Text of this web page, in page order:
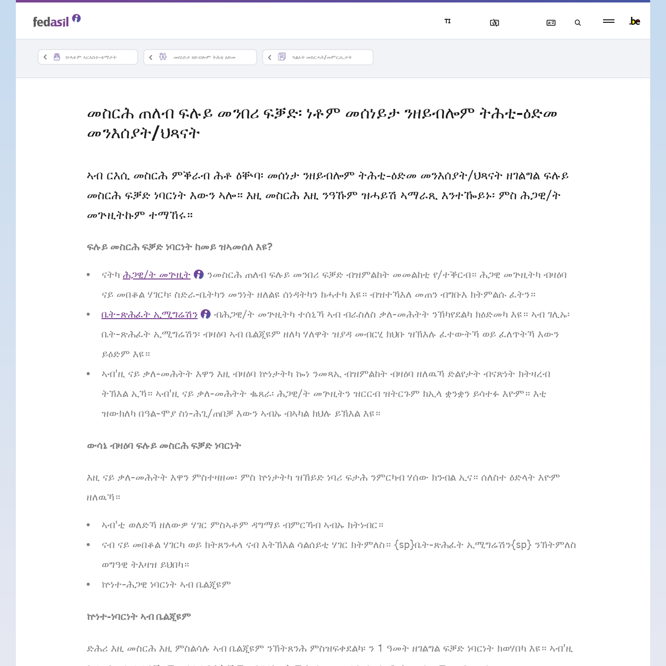
ኵላቶም ኣርእስተ-ቴማታት መሰነይታ ዘይብሎም ትሕቲ ዕድመ ካልኦት መስርሓት/መምርሒታት
መስርሕ ጠለብ ፍሉይ መንበሪ ፍቓድ፡ ነቶም መሰነይታ ንዘይብሎም ትሕቲ-ዕድመ
መንእሰያት/ህጻናት
ኣብ ርእሲ መስርሕ ምቕራብ ሕቶ ዕቝባ፡ መሰነታ ንዘይብሎም ትሕቲ-ዕድመ መንእሰያት/ህጻናት ዘገልግል ፍሉይ
መስርሕ ፍቓድ ነባርነት እውን ኣሎ። እዚ መስርሕ እዚ ንዓኹም ዝሓይሽ ኣማራጺ እንተዀይኑ፡ ምስ ሕጋዊ/ት
መጕዚትኩም ተማኸሩ።
ፍሉይ መስርሕ ፍቓድ ነባርነት ከመይ ዝኣመሰለ እዩ?
ናትካ ሕጋዊ/ት መጕዚት
ንመስርሕ ጠለብ ፍሉይ መንበሪ ፍቓድ ብዝምልከት መመልከቲ የ/ተቕርብ። ሕጋዊ መጕዚትካ ብዛዕባ
ናይ መበቆል ሃገርካ፡ ስድራ-ቤትካን መንነት ዘለልዩ ሰነዳትካን ክሓተካ እዩ። ብዝተኻእለ መጠን ብግቡእ ክትምልሱ ፈትን።
ቤት-ጽሕፈት ኢሚግሬሽን
ብሕጋዊ/ት መጕዚትካ ተሰኒኻ ኣብ ብራስለስ ቃለ-መሕትት ንኽካየደልካ ክዕድመካ እዩ። ኣብ ገሊኡ፡
ቤት-ጽሕፈት ኢሚግሬሽን፡ ብዛዕባ ኣብ ቤልጂዩም ዘለካ ሃለዋት ዝያዳ መብርሂ ክህቡ ዝኽእሉ ፈተውትኻ ወይ ፈለጥትኻ እውን
ይዕድም እዩ።
ኣብ'ዚ ናይ ቃለ-መሕትት እዋን እዚ ብዛዕባ ኵነታትካ ኰነ ንመጻኢ ብዝምልከት ብዛዕባ ዘለዉኻ ድልየታት ብናጽነት ክትዛረብ
ትኽእል ኢኻ። ኣብ'ዚ ናይ ቃለ-መሕትት ቈጸራ፡ ሕጋዊ/ት መጕዚትን ዝርርብ ዝትርጉም ክኢላ ቋንቋን ይሳተፉ እዮም። እቲ
ዝውክለካ በዓል-ሞያ ስነ-ሕጊ/ጠበቓ እውን ኣብኡ ብኣካል ክህሉ ይኽእል እዩ።
ውሳኔ ብዛዕባ ፍሉይ መስርሕ ፍቓድ ነባርነት
እዚ ናይ ቃለ-መሕትት እዋን ምስተዛዘመ፡ ምስ ኵነታትካ ዝኸይድ ነባሪ ፍታሕ ንምርካብ ሃሰው ክንብል ኢና። ሰለስተ ዕድላት እዮም
ዘለዉኻ።
ኣብ'ቲ ወለድኻ ዘለውዎ ሃገር ምስኣቶም ዳግማይ ብምርኻብ ኣብኡ ክትነብር።
ናብ ናይ መበቆል ሃገርካ ወይ ክትጸንሓላ ናብ እትኽእል ሳልሰይቲ ሃገር ክትምለስ። {sp}ቤት-ጽሕፈት ኢሚግሬሽን{sp} ንኽትምለስ
ወግዓዊ ትእዛዝ ይህበካ።
ኵነተ-ሕጋዊ ነባርነት ኣብ ቤልጂዩም
ኵነተ-ነባርነት ኣብ ቤልጂዩም
ድሕሪ እዚ መስርሕ እዚ ምስልሳሉ ኣብ ቤልጂዩም ንኽትጸንሕ ምስዝፍቀደልካ፡ ን 1 ዓመት ዘገልግል ፍቓድ ነባርነት ክወሃበካ እዩ። ኣብ'ዚ
TI
footer